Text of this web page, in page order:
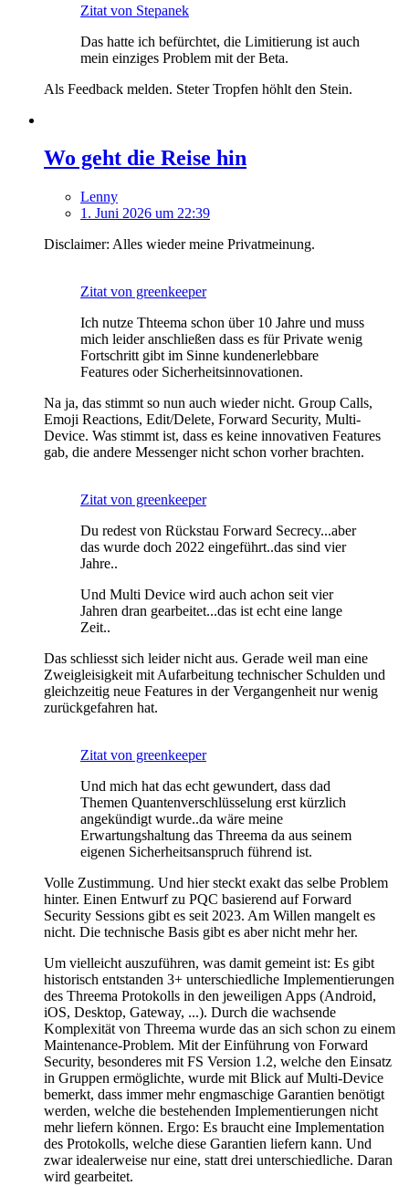
Zitat von Stepanek
Das hatte ich befürchtet, die Limitierung ist auch
mein einziges Problem mit der Beta.
Als Feedback melden. Steter Tropfen höhlt den Stein.
Wo geht die Reise hin
Lenny
1. Juni 2026 um 22:39
Disclaimer: Alles wieder meine Privatmeinung.
Zitat von greenkeeper
Ich nutze Thteema schon über 10 Jahre und muss
mich leider anschließen dass es für Private wenig
Fortschritt gibt im Sinne kundenerlebbare
Features oder Sicherheitsinnovationen.
Na ja, das stimmt so nun auch wieder nicht. Group Calls,
Emoji Reactions, Edit/Delete, Forward Security, Multi-
Device. Was stimmt ist, dass es keine innovativen Features
gab, die andere Messenger nicht schon vorher brachten.
Zitat von greenkeeper
Du redest von Rückstau Forward Secrecy...aber
das wurde doch 2022 eingeführt..das sind vier
Jahre..
Und Multi Device wird auch achon seit vier
Jahren dran gearbeitet...das ist echt eine lange
Zeit..
Das schliesst sich leider nicht aus. Gerade weil man eine
Zweigleisigkeit mit Aufarbeitung technischer Schulden und
gleichzeitig neue Features in der Vergangenheit nur wenig
zurückgefahren hat.
Zitat von greenkeeper
Und mich hat das echt gewundert, dass dad
Themen Quantenverschlüsselung erst kürzlich
angekündigt wurde..da wäre meine
Erwartungshaltung das Threema da aus seinem
eigenen Sicherheitsanspruch führend ist.
Volle Zustimmung. Und hier steckt exakt das selbe Problem
hinter. Einen Entwurf zu PQC basierend auf Forward
Security Sessions gibt es seit 2023. Am Willen mangelt es
nicht. Die technische Basis gibt es aber nicht mehr her.
Um vielleicht auszuführen, was damit gemeint ist: Es gibt
historisch entstanden 3+ unterschiedliche Implementierungen
des Threema Protokolls in den jeweiligen Apps (Android,
iOS, Desktop, Gateway, ...). Durch die wachsende
Komplexität von Threema wurde das an sich schon zu einem
Maintenance-Problem. Mit der Einführung von Forward
Security, besonderes mit FS Version 1.2, welche den Einsatz
in Gruppen ermöglichte, wurde mit Blick auf Multi-Device
bemerkt, dass immer mehr engmaschige Garantien benötigt
werden, welche die bestehenden Implementierungen nicht
mehr liefern können. Ergo: Es braucht eine Implementation
des Protokolls, welche diese Garantien liefern kann. Und
zwar idealerweise nur eine, statt drei unterschiedliche. Daran
wird gearbeitet.